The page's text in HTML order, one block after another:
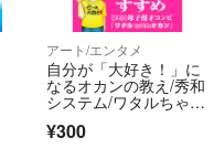
アート/エンタメ
自分が「大好き！」に
なるオカンの教え/秀和
システム/ワタルちゃん
ー））
¥300